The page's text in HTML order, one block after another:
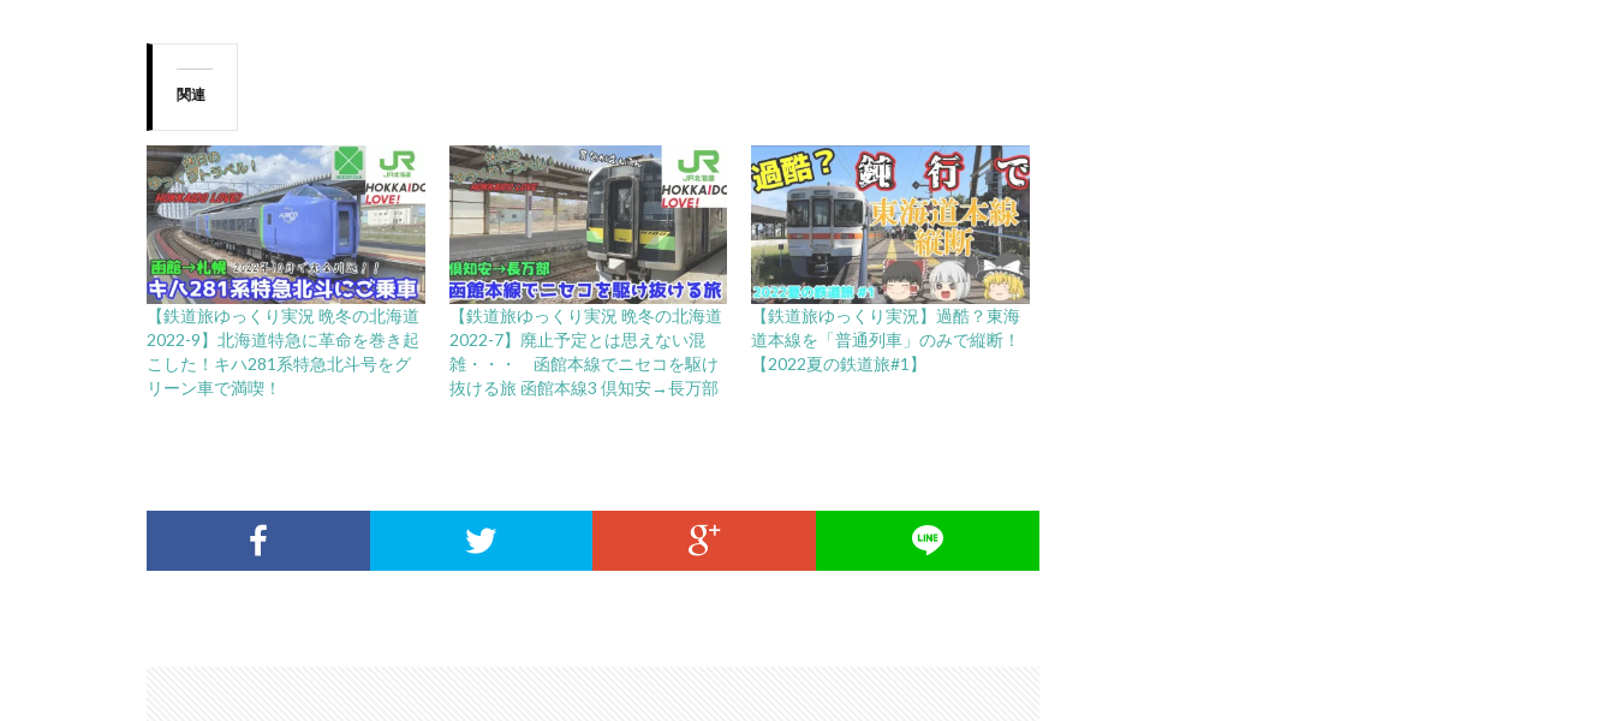
関連
【鉄道旅ゆっくり実況 晩冬の北海道
2022-9】北海道特急に革命を巻き起
こした！キハ281系特急北斗号をグ
リーン車で満喫！
【鉄道旅ゆっくり実況 晩冬の北海道
2022-7】廃止予定とは思えない混
雑・・・ 函館本線でニセコを駆け
抜ける旅 函館本線3 倶知安→長万部
【鉄道旅ゆっくり実況】過酷？東海
道本線を「普通列車」のみで縦断！
【2022夏の鉄道旅#1】